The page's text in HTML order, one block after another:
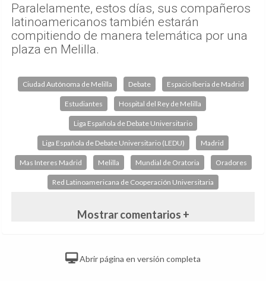
Paralelamente, estos días, sus compañeros
latinoamericanos también estarán
compitiendo de manera telemática por una
plaza en Melilla.
Ciudad Autónoma de Melilla Debate Espacio Iberia de Madrid
Estudiantes Hospital del Rey de Melilla
Liga Española de Debate Universitario
Liga Española de Debate Universitario (LEDU) Madrid
Mas Interes Madrid Melilla Mundial de Oratoria Oradores
Red Latinoamericana de Cooperación Universitaria
Mostrar comentarios +
Abrir página en versión completa